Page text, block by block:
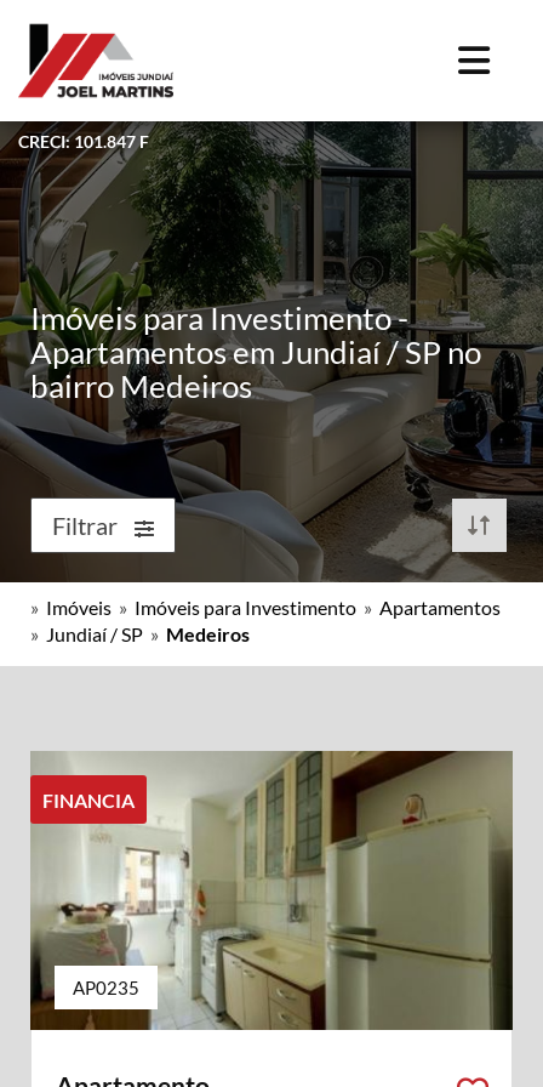
CRECI: 101.847 F
Imóveis para Investimento -
Apartamentos em Jundiaí / SP no
bairro Medeiros
Filtrar
» Imóveis » Imóveis para Investimento » Apartamentos
» Jundiaí / SP » Medeiros
FINANCIA
AP0235